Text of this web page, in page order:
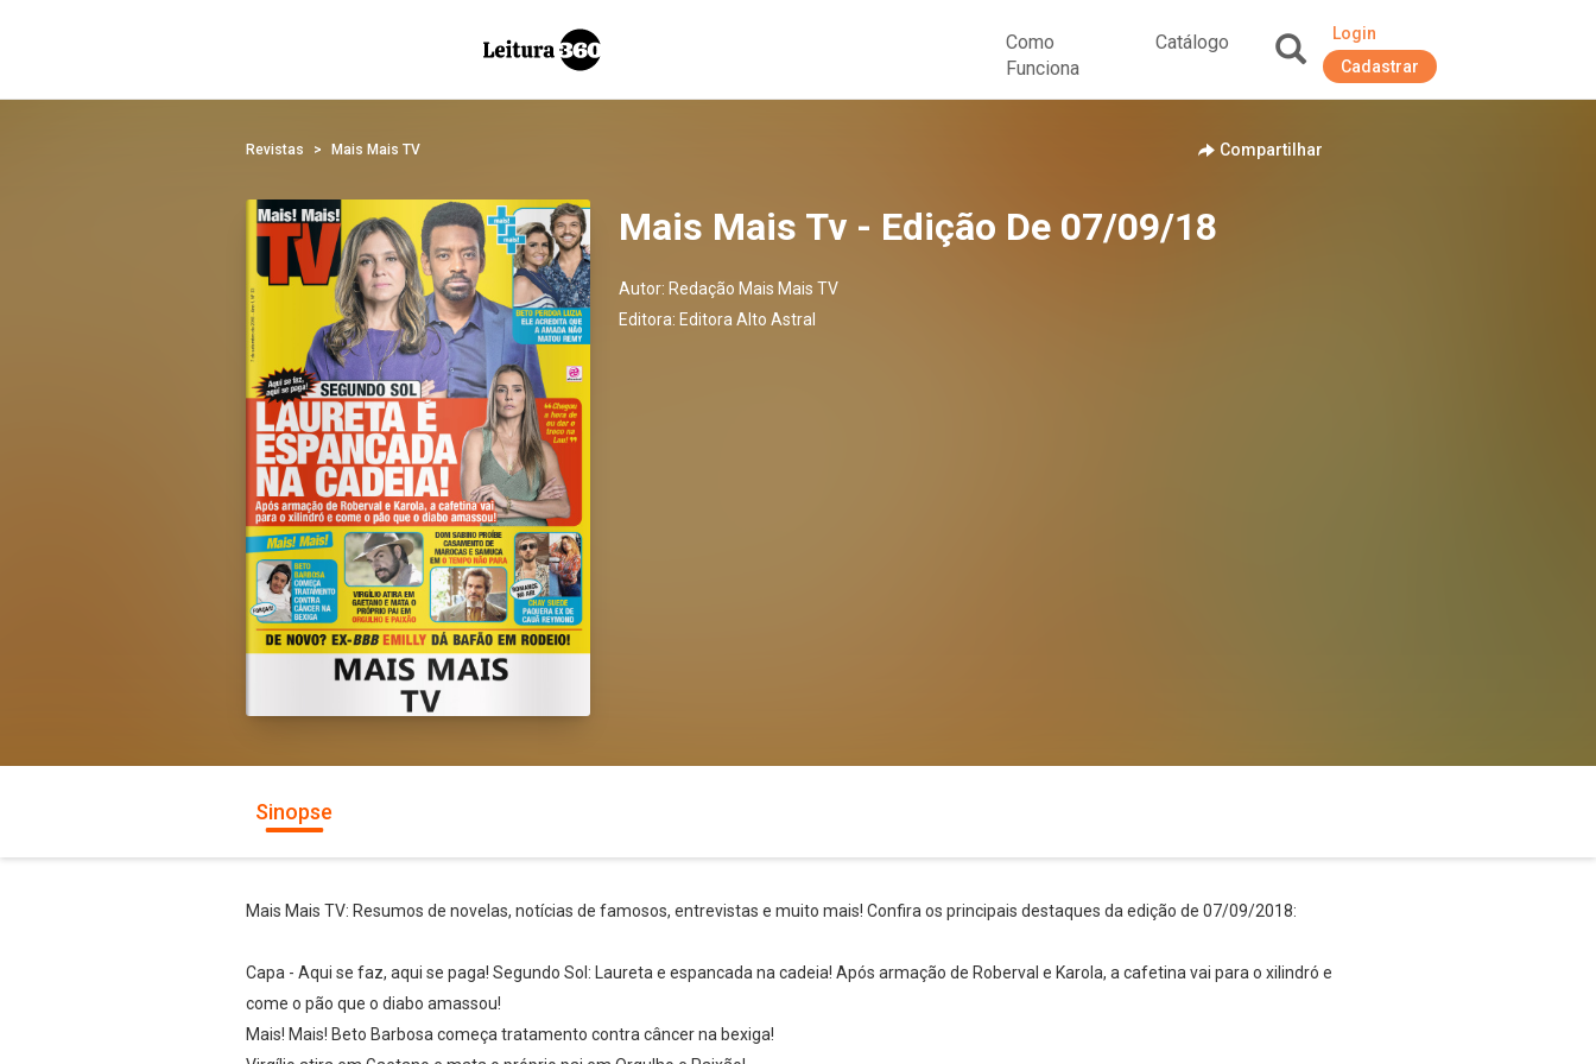
Como
Funciona
Catálogo
Login
Cadastrar
Revistas Mais Mais TV Compartilhar
Mais Mais Tv - Edição De 07/09/18
Autor: Redação Mais Mais TV
Editora: Editora Alto Astral
Sinopse
Mais Mais TV: Resumos de novelas, notícias de famosos, entrevistas e muito mais! Confira os principais destaques da edição de 07/09/2018:
Capa - Aqui se faz, aqui se paga! Segundo Sol: Laureta e espancada na cadeia! Após armação de Roberval e Karola, a cafetina vai para o xilindró e
come o pão que o diabo amassou!
Mais! Mais! Beto Barbosa começa tratamento contra câncer na bexiga!